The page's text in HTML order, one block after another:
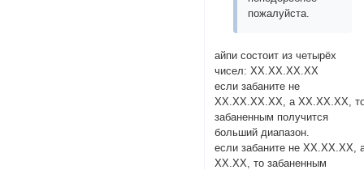
пожалуйста.
айпи состоит из четырёх
чисел: ХХ.ХХ.ХХ.ХХ
если забаните не
ХХ.ХХ.ХХ.ХХ, а ХХ.ХХ.ХХ,
забаненным получится
больший диапазон.
если забаните не ХХ.ХХ.ХХ,
ХХ.ХХ, то забаненным